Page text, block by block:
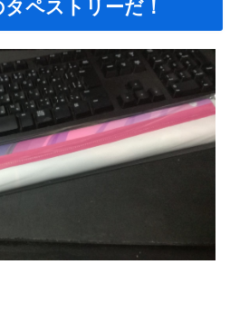
ペストリーだ！